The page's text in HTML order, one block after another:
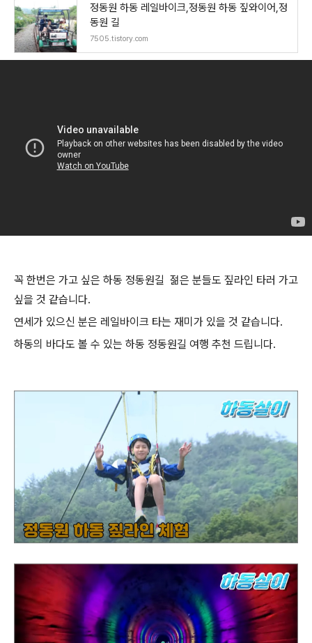
정동원 하동 레일바이크,정동원 하동 짚와이어,정
동원 길
7505.tistory.com
꼭 한번은 가고 싶은 하동 정동원길 젊은 분들도 짚라인 타러 가고
싶을 것 같습니다.
연세가 있으신 분은 레일바이크 타는 재미가 있을 것 같습니다.
하동의 바다도 볼 수 있는 하동 정동원길 여행 추천 드립니다.